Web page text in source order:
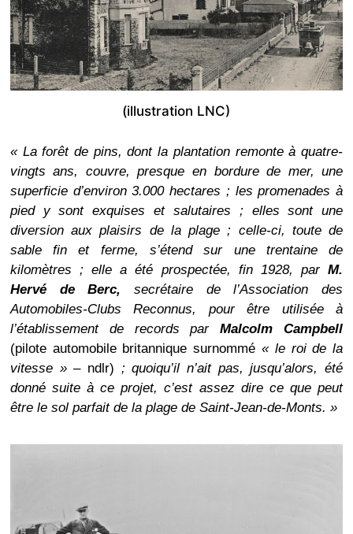
(illustration LNC)
« La forêt de pins, dont la plantation remonte à quatre-
vingts ans, couvre, presque en bordure de mer, une
superficie d’environ 3.000 hectares ; les promenades à
pied y sont exquises et salutaires ; elles sont une
diversion aux plaisirs de la plage ; celle-ci, toute de
sable fin et ferme, s’étend sur une trentaine de
kilomètres ; elle a été prospectée, fin 1928, parM.
Hervé de Berc, secrétaire de l’Association des
Automobiles-Clubs Reconnus, pour être utilisée à
l’établissement de records parMalcolm Campbell
(pilote automobile britannique surnommé « le roi de la
vitesse »– ndlr) ; quoiqu’il n’ait pas, jusqu’alors, été
donné suite à ce projet, c’est assez dire ce que peut
être le sol parfait de la plage de Saint-Jean-de-Monts. »